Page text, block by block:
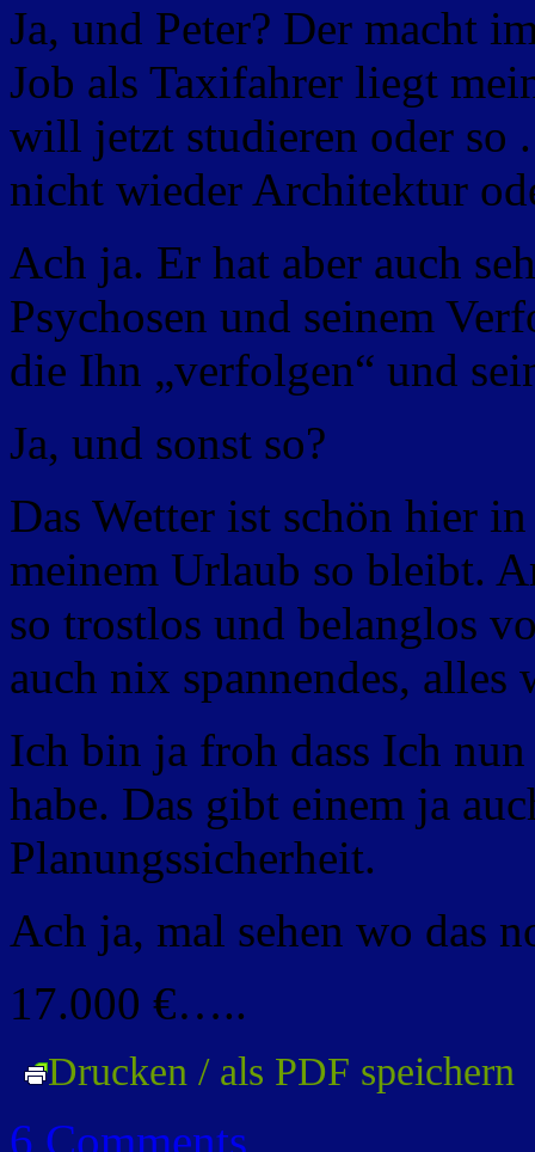
Ja, und Peter? Der macht
Job als Taxifahrer liegt
will jetzt studieren oder so
nicht wieder Architektur
Ach ja. Er hat aber auch
Psychosen und seinem
die Ihn „verfolgen“ und
Ja, und sonst so?
Das Wetter ist schön hier
meinem Urlaub so bleibt.
so trostlos und belanglos
auch nix spannendes, alles
Ich bin ja froh dass Ich
habe. Das gibt einem ja
Planungssicherheit.
Ach ja, mal sehen wo das
17.000 €…..
Drucken / als PDF speichern
6 Comments